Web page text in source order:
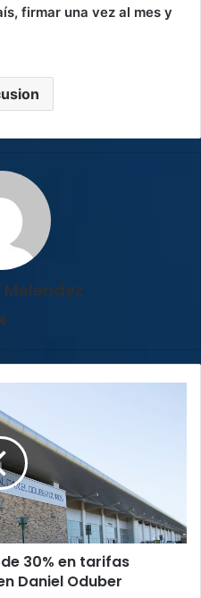
firmar una vez al mes y
30% en tarifas
Daniel Oduber